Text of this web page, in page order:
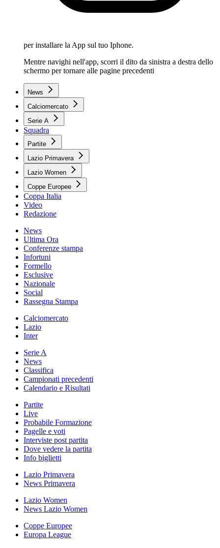
per installare la App sul tuo Iphone.
Mentre navighi nell'app, scorri il dito da sinistra a destra dello
schermo per tornare alle pagine precedenti
News
Calciomercato
Serie A
Squadra
Partite
Lazio Primavera
Lazio Women
Coppe Europee
Coppa Italia
Video
Redazione
News
Ultima Ora
Conferenze stampa
Infortuni
Formello
Esclusive
Nazionale
Social
Rassegna Stampa
Calciomercato
Lazio
Inter
Serie A
News
Classifica
Campionati precedenti
Calendario e Risultati
Partite
Live
Probabile Formazione
Pagelle e voti
Interviste post partita
Dove vedere la partita
Info biglietti
Lazio Primavera
News Primavera
Lazio Women
News Lazio Women
Coppe Europee
Europa League